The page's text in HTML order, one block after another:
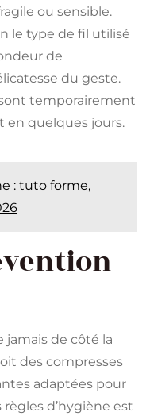
ou sensible.
le type de fil utilisé
de
du geste.
sont temporairement
en quelques jours.
: tuto forme,
jamais de côté la
des compresses
adaptées pour
d’hygiène est